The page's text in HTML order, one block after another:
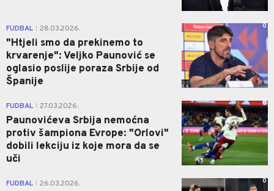
FUDBAL 28.03.2026.
"Htjeli smo da prekinemo to
krvarenje": Veljko Paunović se
oglasio poslije poraza Srbije od
Španije
0
FUDBAL 27.03.2026.
Paunovićeva Srbija nemoćna
protiv šampiona Evrope: "Orlovi"
dobili lekciju iz koje mora da se
uči
0
FUDBAL 26.03.2026. 0